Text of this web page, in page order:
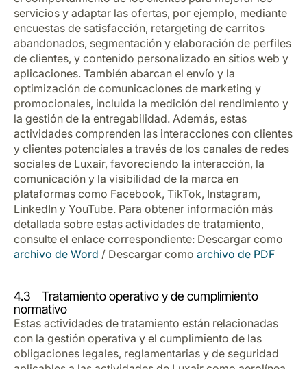
servicios y adaptar las ofertas, por ejemplo, mediante
encuestas de satisfacción, retargeting de carritos
abandonados, segmentación y elaboración de perfiles
de clientes, y contenido personalizado en sitios web y
aplicaciones. También abarcan el envío y la
optimización de comunicaciones de marketing y
promocionales, incluida la medición del rendimiento y
la gestión de la entregabilidad. Además, estas
actividades comprenden las interacciones con clientes
y clientes potenciales a través de los canales de redes
sociales de Luxair, favoreciendo la interacción, la
comunicación y la visibilidad de la marca en
plataformas como Facebook, TikTok, Instagram,
LinkedIn y YouTube. Para obtener información más
detallada sobre estas actividades de tratamiento,
consulte el enlace correspondiente: Descargar como
archivo de Word / Descargar como archivo de PDF
4.3 Tratamiento operativo y de cumplimiento
normativo
Estas actividades de tratamiento están relacionadas
con la gestión operativa y el cumplimiento de las
obligaciones legales, reglamentarias y de seguridad